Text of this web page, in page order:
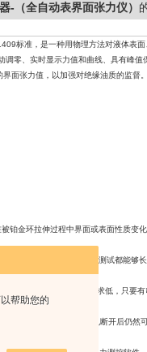
帮助您的
-（全自动表界面张力仪）
标准，是一种用物理方法对液体表
零、实时显示力值和曲线、具有峰
面张力值，以加强对绝缘油质的监督
金环拉伸过程中界面或表面性质变
保存到软件中，每一次测试都能够
动PC机硬件，对系统要求低，只要
机控制下工作，与PC机断开后仍然
仪。